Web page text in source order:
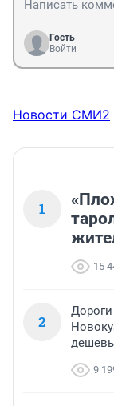
Гость
Войти
Новости СМИ2
1
15
2
9